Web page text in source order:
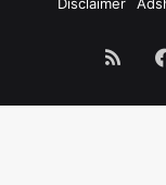
Disclaimer
RSS